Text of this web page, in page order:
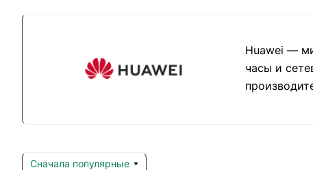
Huawei —
часы и
Сначала популярные